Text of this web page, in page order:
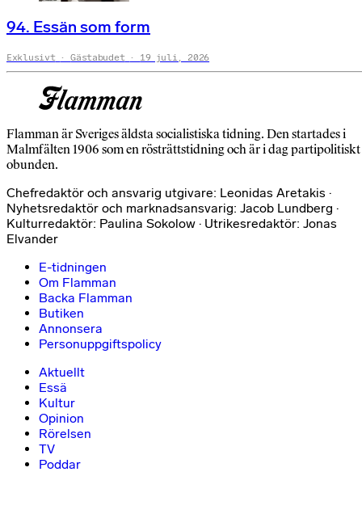
94. Essän som form
Exklusivt Gästabudet 19 juli, 2026
Flamman är Sveriges äldsta socialistiska tidning. Den startades i
Malmfälten 1906 som en rösträttstidning och är i dag partipolitiskt
obunden.
Chefredaktör och ansvarig utgivare: Leonidas Aretakis ·
Nyhetsredaktör och marknadsansvarig: Jacob Lundberg ·
Kulturredaktör: Paulina Sokolow · Utrikesredaktör: Jonas
Elvander
E-tidningen
Om Flamman
Backa Flamman
Butiken
Annonsera
Personuppgiftspolicy
Aktuellt
Essä
Kultur
Opinion
Rörelsen
TV
Poddar